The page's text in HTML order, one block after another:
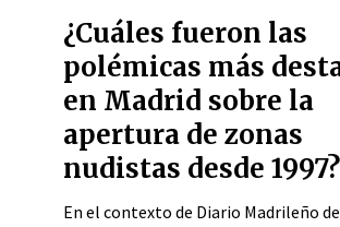
¿Cuáles fueron las
polémicas más
en Madrid sobre la
apertura de zonas
nudistas desde 1997?
En el contexto de Diario Madrileño